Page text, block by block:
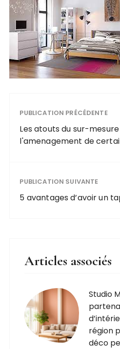
PUBLICATION PRÉCÉDENTE
Les atouts du sur-
l'amenagement de
PUBLICATION SUIVANTE
5 avantages d’avoir un
Articles associés
Studio
région
déco